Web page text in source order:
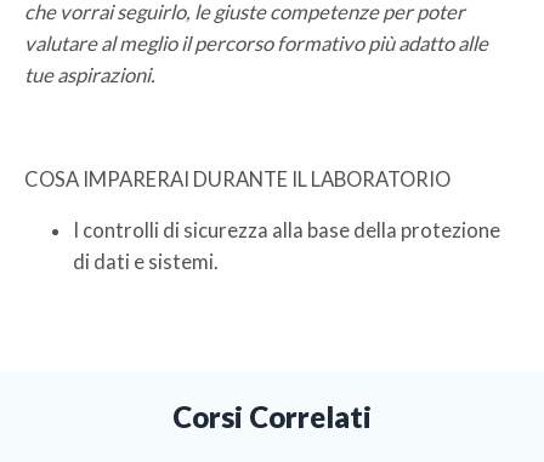
che vorrai seguirlo, le giuste competenze per poter
valutare al meglio il percorso formativo più adatto alle
tue aspirazioni.
COSA IMPARERAI DURANTE IL LABORATORIO
I controlli di sicurezza alla base della protezione
di dati e sistemi.
Corsi Correlati